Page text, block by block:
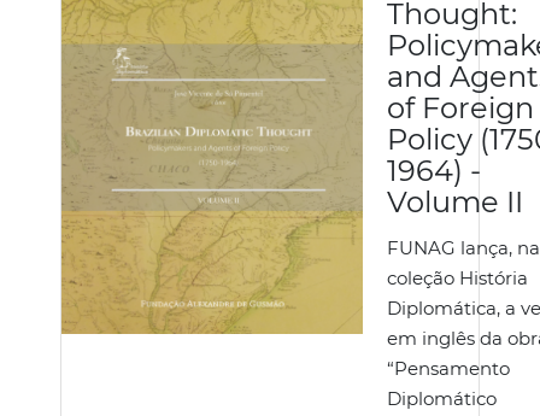
Thought:
and
of Foreign
Policy
1964) -
Volume II
FUNAG lança, na
coleção História
Diplomática, a
em inglês da
“Pensamento
Diplomático